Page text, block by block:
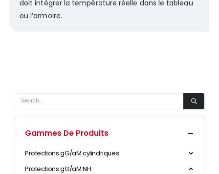
doit intégrer la température réelle dans le tableau
ou l’armoire.
Gammes De Produits
Protections gG/aM cylindriques
Protections gG/aM NH